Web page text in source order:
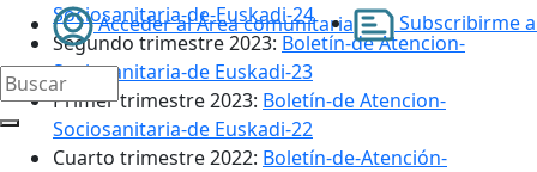
Acceder al Área comunitaria
Subscribirme
Sociosanitaria-de-Euskadi-24
Segundo trimestre 2023: Boletín-de Atencion-
Sociosanitaria-de Euskadi-23
Primer trimestre 2023: Boletín-de Atencion-
Sociosanitaria-de Euskadi-22
Cuarto trimestre 2022: Boletín-de-Atención-